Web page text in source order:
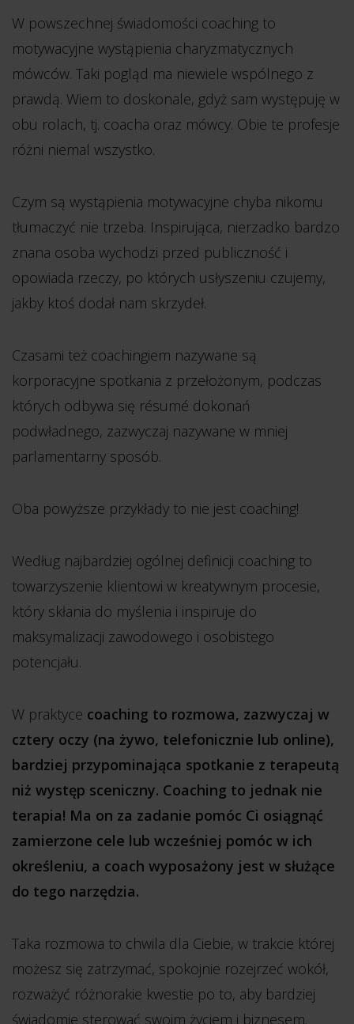
W powszechnej świadomości coaching to
motywacyjne wystąpienia charyzmatycznych
mówców. Taki pogląd ma niewiele wspólnego z
prawdą. Wiem to doskonale, gdyż sam występuję w
obu rolach, tj. coacha oraz mówcy. Obie te profesje
różni niemal wszystko.
Czym są wystąpienia motywacyjne chyba nikomu
tłumaczyć nie trzeba. Inspirująca, nierzadko bardzo
znana osoba wychodzi przed publiczność i
opowiada rzeczy, po których usłyszeniu czujemy,
jakby ktoś dodał nam skrzydeł.
Czasami też coachingiem nazywane są
korporacyjne spotkania z przełożonym, podczas
których odbywa się résumé dokonań
podwładnego, zazwyczaj nazywane w mniej
parlamentarny sposób.
Oba powyższe przykłady to nie jest coaching!
Według najbardziej ogólnej definicji coaching to
towarzyszenie klientowi w kreatywnym procesie,
który skłania do myślenia i inspiruje do
maksymalizacji zawodowego i osobistego
potencjału.
W praktyce coaching to rozmowa, zazwyczaj w
cztery oczy (na żywo, telefonicznie lub online),
bardziej przypominająca spotkanie z terapeutą
niż występ sceniczny. Coaching to jednak nie
terapia! Ma on za zadanie pomóc Ci osiągnąć
zamierzone cele lub wcześniej pomóc w ich
określeniu, a coach wyposażony jest w służące
do tego narzędzia.
Taka rozmowa to chwila dla Ciebie, w trakcie której
możesz się zatrzymać, spokojnie rozejrzeć wokół,
rozważyć różnorakie kwestie po to, aby bardziej
świadomie sterować swoim życiem i biznesem.